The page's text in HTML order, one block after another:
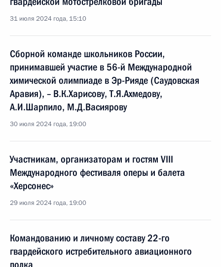
31 июля 2024 года, 15:10
Сборной команде школьников России,
принимавшей участие в 56-й Международной
химической олимпиаде в Эр-Рияде (Саудовская
Аравия), – В.К.Харисову, Т.Я.Ахмедову,
А.И.Шарпило, М.Д.Васиярову
30 июля 2024 года, 19:00
Участникам, организаторам и гостям VIII
Международного фестиваля оперы и балета
«Херсонес»
29 июля 2024 года, 19:00
Командованию и личному составу 22-го
гвардейского истребительного авиационного
полка